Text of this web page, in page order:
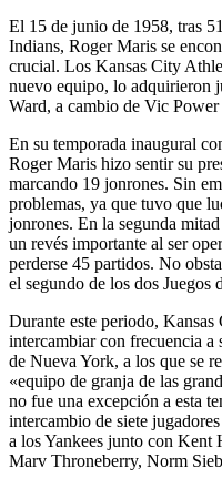
El 15 de junio de 1958, tras
Indians, Roger Maris se
crucial. Los Kansas City
nuevo equipo, lo adquirieron
Ward, a cambio de Vic
En su temporada inaugural
Roger Maris hizo sentir su
marcando 19 jonrones. Sin
problemas, ya que tuvo que
jonrones. En la segunda
un revés importante al ser
perderse 45 partidos. No
el segundo de los dos Juegos
Durante este periodo,
intercambiar con frecuencia a
de Nueva York, a los que se
«equipo de granja de las
no fue una excepción a esta
intercambio de siete
a los Yankees junto con Kent
Marv Throneberry, Norm